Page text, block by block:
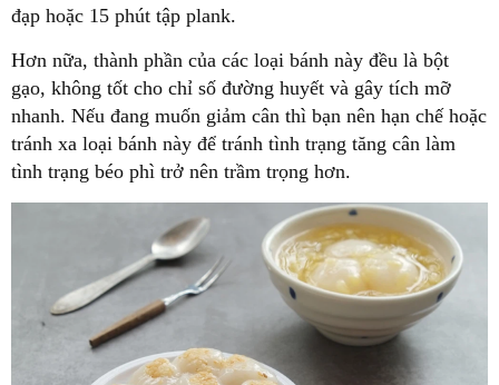
đạp hoặc 15 phút tập plank.
Hơn nữa, thành phần của các loại bánh này đều là bột
gạo, không tốt cho chỉ số đường huyết và gây tích mỡ
nhanh. Nếu đang muốn giảm cân thì bạn nên hạn chế hoặc
tránh xa loại bánh này để tránh tình trạng tăng cân làm
tình trạng béo phì trở nên trầm trọng hơn.